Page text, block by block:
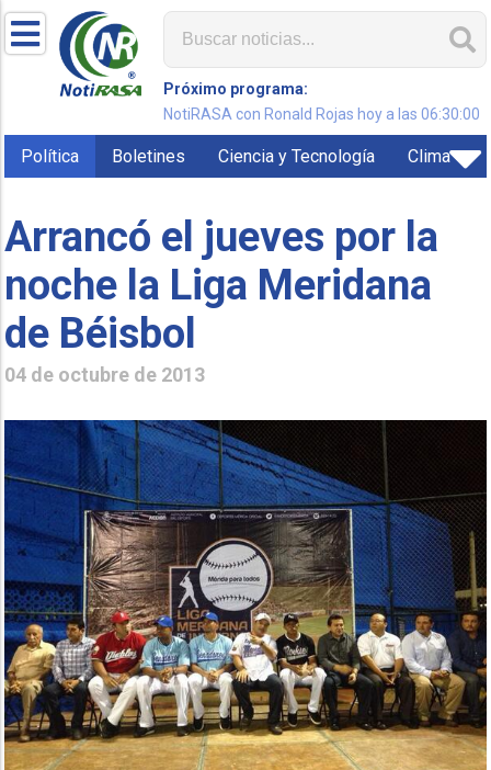
Próximo programa:
NotiRASA con Ronald Rojas hoy a las 06:30:00
Política Boletines Ciencia y Tecnología Clima
Arrancó el jueves por la
noche la Liga Meridana
de Béisbol
04 de octubre de 2013